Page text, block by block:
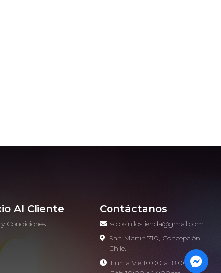
Al Cliente
Condiciones
Contáctanos
solovinilostienda@gmail.com
San Martin 710, Concepción,
Chile.
Lun a Vie 10:00 a 18:00hrs -